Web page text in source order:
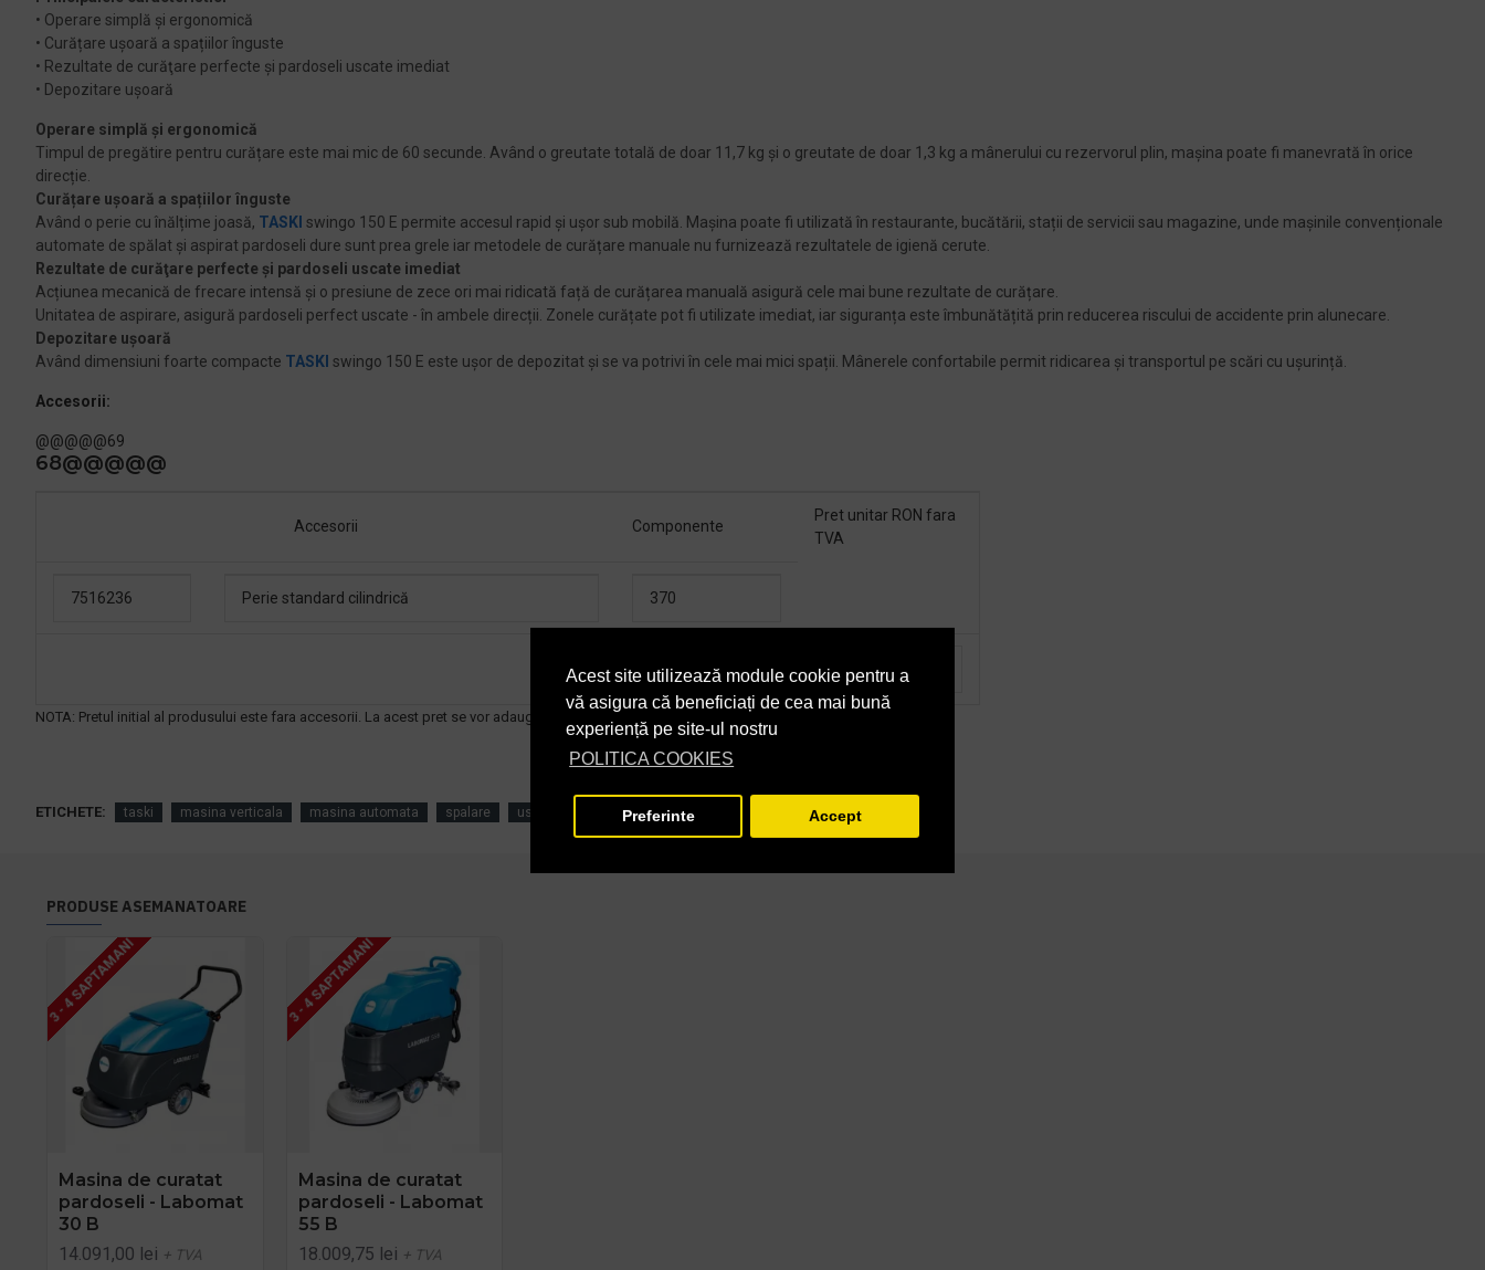
Acest site utilizează module cookie pentru a
vă asigura că beneficiați de cea mai bună
experiență pe site-ul nostru
POLITICA COOKIES
Preferinte Accept
• Operare simplă și ergonomică
• Curățare ușoară a spațiilor înguste
• Rezultate de curăţare perfecte și pardoseli uscate imediat
• Depozitare ușoară
Operare simplă și ergonomică
Timpul de pregătire pentru curățare este mai mic de 60 secunde. Având o greutate totală de doar 11,7 kg și o greutate de doar 1,3 kg a mânerului cu rezervorul plin, mașina poate fi manevrată în orice
direcție.
Curățare ușoară a spațiilor înguste
Având o perie cu înălțime joasă, TASKI swingo 150 E permite accesul rapid și ușor sub mobilă. Mașina poate fi utilizată în restaurante, bucătării, stații de servicii sau magazine, unde mașinile convenționale
automate de spălat și aspirat pardoseli dure sunt prea grele iar metodele de curățare manuale nu furnizează rezultatele de igienă cerute.
Rezultate de curăţare perfecte și pardoseli uscate imediat
Acțiunea mecanică de frecare intensă și o presiune de zece ori mai ridicată față de curățarea manuală asigură cele mai bune rezultate de curățare.
Unitatea de aspirare, asigură pardoseli perfect uscate - în ambele direcții. Zonele curățate pot fi utilizate imediat, iar siguranța este îmbunătățită prin reducerea riscului de accidente prin alunecare.
Depozitare ușoară
Având dimensiuni foarte compacte TASKI swingo 150 E este ușor de depozitat și se va potrivi în cele mai mici spații. Mânerele confortabile permit ridicarea și transportul pe scări cu ușurință.
Accesorii:
@@@@@69
68@@@@@
Accesorii Componente
Pret unitar RON fara
TVA
7516236 Perie standard cilindrică 370
NOTA: Pretul initial al produsului este fara accesorii. La acest pret se vor adauga dupa caz accesoriile.
ETICHETE: taski masina verticala masina automata spalare uscare pardoseli
PRODUSE ASEMANATOARE
3 - 4 SAPTAMANI
Masina de curatat
pardoseli - Labomat
30 B
14.091,00 lei + TVA
3 - 4 SAPTAMANI
Masina de curatat
pardoseli - Labomat
55 B
18.009,75 lei + TVA